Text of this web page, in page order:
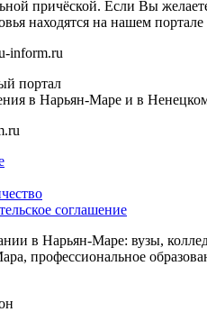
причёской. Если Вы
находятся на нашем портале
inform.ru
портал
в Нарьян-Маре и в
соглашение
в Нарьян-Маре: вузы,
профессиональное